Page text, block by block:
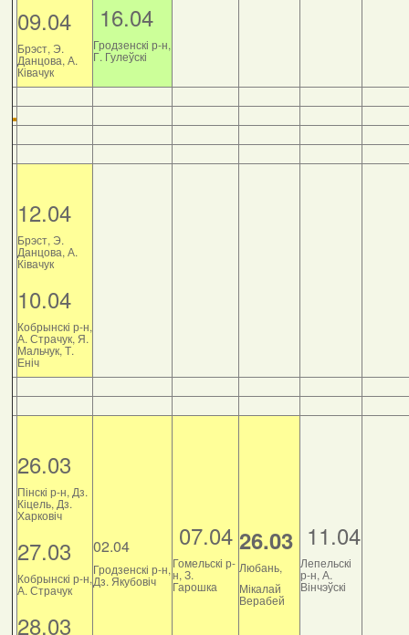
09.04
Брэст, Э.
Данцова, А.
Ківачук
16.04
Гродзенскі р-н,
Г. Гулеўскі
12.04
Брэст, Э.
Данцова, А.
Ківачук
10.04
Кобрынскі р-н,
А. Страчук, Я.
Мальчук, Т.
Еніч
26.03
Пінскі р-н, Дз.
Кіцель, Дз.
Харковіч
27.03
Кобрынскі р-н,
А. Страчук
28.03
02.04
Гродзенскі р-н,
Дз. Якубовіч
07.04
Гомельскі р-
н, З.
Гарошка
26.03
Любань,
Мікалай
Верабей
11.04
Лепельскі
р-н, А.
Вінчэўскі